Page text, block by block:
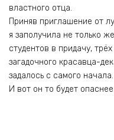
властного отца.
Приняв приглашение от
я заполучила не только
студентов в придачу,
загадочного красавца-
задалось с самого начала.
И вот он то будет